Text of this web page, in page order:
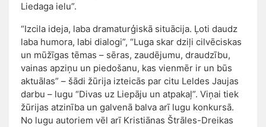
Liedaga ielu”.
“Izcila ideja, laba dramaturģiskā situācija. Ļoti daudz
laba humora, labi dialogi”, “Luga skar dziļi cilvēciskas
un mūžīgas tēmas – sēras, zaudējumu, draudzību,
vainas apziņu un piedošanu, kas vienmēr ir un būs
aktuālas” – šādi žūrija izteicās par citu Leldes Jaujas
darbu – lugu “Divas uz Liepāju un atpakaļ”. Viņai tiek
žūrijas atzinība un galvenā balva arī lugu konkursā.
No lugu autoriem vēl arī Kristiānas Štrāles-Dreikas